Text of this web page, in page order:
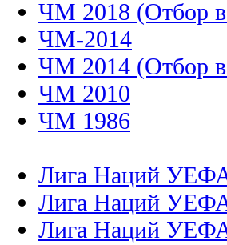
ЧМ 2018 (Отбор
ЧМ-2014
ЧМ 2014 (Отбор
ЧМ 2010
ЧМ 1986
Лига Наций
Лига Наций
Лига Наций